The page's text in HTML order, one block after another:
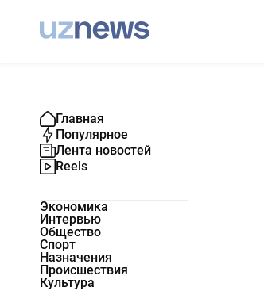
Главная
Популярное
Лента новостей
Reels
Экономика
Интервью
Общество
Спорт
Назначения
Происшествия
Культура